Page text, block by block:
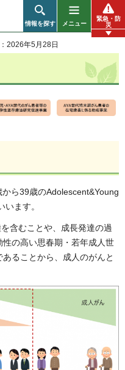
情報を探す メニュー
緊急・防
災
2026年5月28日
ら39歳のAdolescent&Young
ます。
含むことや、成長発達の過
の高い思春期・若年成人世
ることから、成人のがんと